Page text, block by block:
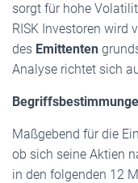
sorgt für hohe
RISK Investoren wird
des Emittenten
Analyse richtet sich
Maßgebend für die
ob sich seine Aktien
in den folgenden 12